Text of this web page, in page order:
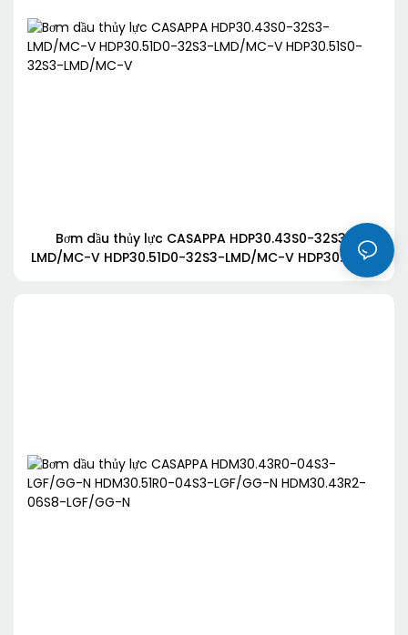
Bơm dầu thủy lực CASAPPA HDP30.43S0-32S3-
LMD/MC-V HDP30.51D0-32S3-LMD/MC-V HDP30.51S0-